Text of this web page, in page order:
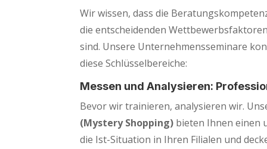
Wir wis­sen, dass die
die ent­schei­den­den
sind. Unse­re Unter­neh­mens­se­mi­na­re
die­se Schlüsselbereiche:
Mes­sen und Ana­ly­sie­ren:
Bevor wir trai­nie­ren, ana­ly­sie­ren wir.
(Mys­tery Shop­ping) bie­ten Ihnen einen
die Ist-Situa­ti­on in Ihren Filia­len und